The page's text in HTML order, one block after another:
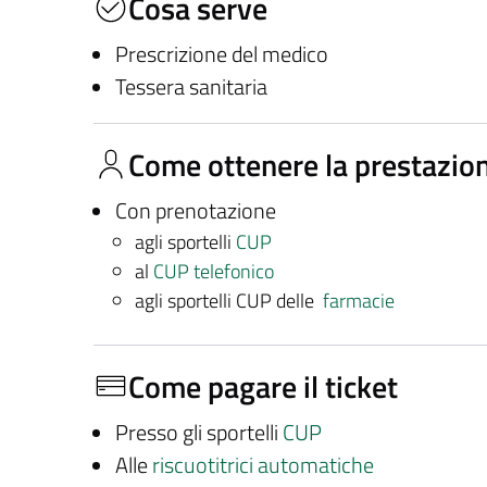
Prescrizione del medico
Tessera sanitaria
Come ottenere la
Con prenotazione
agli sportelli CUP
al CUP telefonico
agli sportelli CUP delle farmacie
Come pagare il ticket
Presso gli sportelli CUP
Alleriscuotitrici automatiche